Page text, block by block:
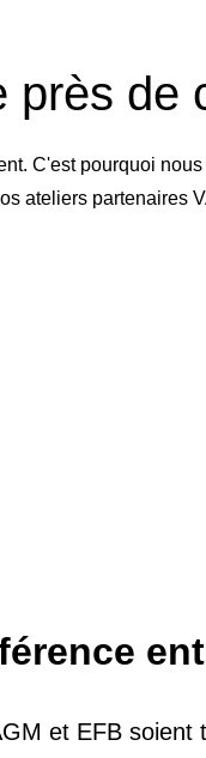
près de
C'est pourquoi
ateliers partenaires
et EFB